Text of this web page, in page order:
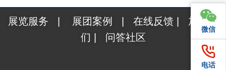
微信
电话
微信
电话
展览服务 | 展团案例 | 在线反馈| 加入我
们 | 问答社区